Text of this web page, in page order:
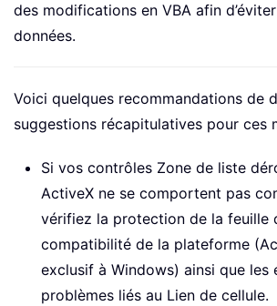
des modifications en VBA afin
données.
Voici quelques recommandations de
suggestions récapitulatives pour ces
Si vos contrôles Zone de liste
ActiveX ne se comportent pas
vérifiez la protection de la feuille
compatibilité de la plateforme
exclusif à Windows) ainsi que les
problèmes liés au Lien de cellule.